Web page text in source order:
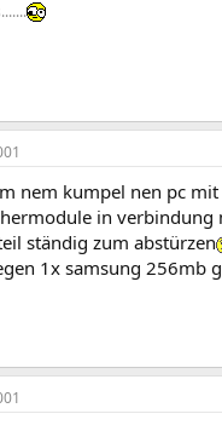
nem kumpel nen pc
in verbindung
ständig zum abstürzen
1x samsung 256mb